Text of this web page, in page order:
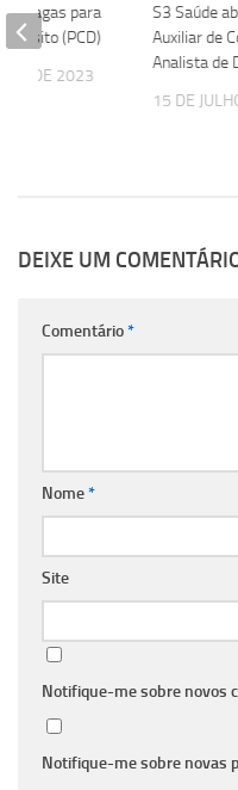
S3 Saúde
Auxiliar de
Analista de
15 DE
05 vagas para
(PCD)
DE 2023
DEIXE UM
Comentário*
Nome*
Site
Notifique-me sobre novos
Notifique-me sobre novas